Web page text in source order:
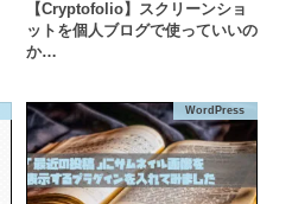
【Cryptofolio】スクリーンショ
ットを個人ブログで使っていいの
か…
WordPress